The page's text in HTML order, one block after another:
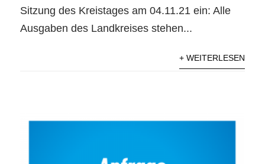
Sitzung des Kreistages am 04.11.21 ein: Alle
Ausgaben des Landkreises stehen...
+ WEITERLESEN